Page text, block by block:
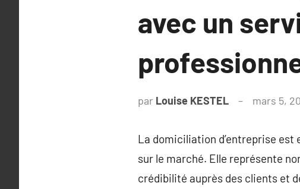
avec un
par Louise KESTEL mars 5,
La domiciliation d’entreprise
sur le marché. Elle représente
crédibilité auprès des clients et